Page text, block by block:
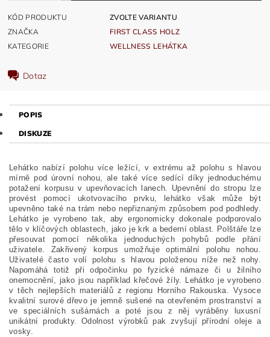
KÓD PRODUKTU
ZVOLTE VARIANTU
ZNAČKA
FIRST CLASS HOLZ
KATEGORIE
WELLNESS LEHÁTKA
Dotaz
POPIS
DISKUZE
Lehátko nabízí polohu více ležící, v extrému až polohu s hlavou
mírně pod úrovní nohou, ale také více sedící díky jednoduchému
potažení korpusu v upevňovacích lanech. Upevnění do stropu lze
provést pomocí ukotvovacího prvku, lehátko však může být
upevněno také na trám nebo nepřiznaným způsobem pod podhledy.
Lehátko je vyrobeno tak, aby ergonomicky dokonale podporovalo
tělo v klíčových oblastech, jako je krk a bederní oblast. Polštáře lze
přesouvat pomocí několika jednoduchých pohybů podle přání
uživatele. Zakřivený korpus umožňuje optimální polohu nohou.
Uživatelé často volí polohu s hlavou položenou níže než nohy.
Napomáhá totiž při odpočinku po fyzické námaze či u žilního
onemocnění, jako jsou například křečové žíly. Lehátko je vyrobeno
v těch nejlepších materiálů z regionu Horního Rakouska. Vysoce
kvalitní surové dřevo je jemně sušené na otevřeném prostranství a
ve speciálních sušárnách a poté jsou z něj vyráběny luxusní
unikátní produkty. Odolnost výrobků pak zvyšují přírodní oleje a
vosky.